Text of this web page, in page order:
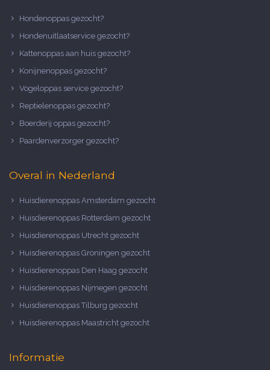
Hondenoppas gezocht?
Hondenuitlaatservice gezocht?
Kattenoppas aan huis gezocht?
Konijnenoppas gezocht?
Vogeloppas service gezocht?
Reptielenoppas gezocht?
Boerderij oppas gezocht?
Paardenverzorger gezocht?
Overal in Nederland
Huisdierenoppas Amsterdam gezocht
Huisdierenoppas Rotterdam gezocht
Huisdierenoppas Utrecht gezocht
Huisdierenoppas Groningen gezocht
Huisdierenoppas Den Haag gezocht
Huisdierenoppas Nijmegen gezocht
Huisdierenoppas Tilburg gezocht
Huisdierenoppas Maastricht gezocht
Informatie